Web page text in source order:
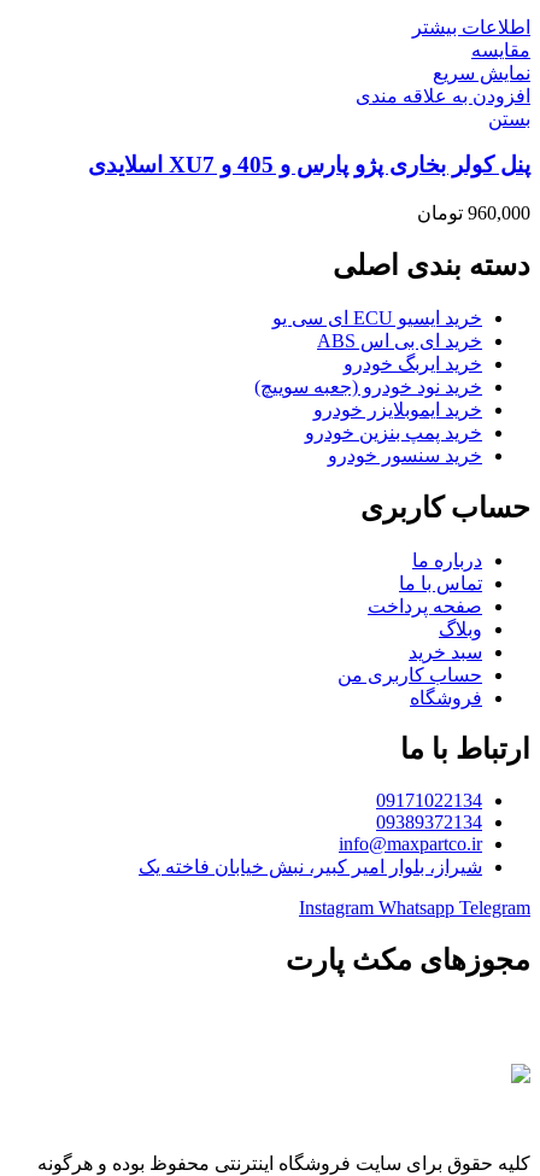
اطلاعات بیشتر
مقایسه
نمایش سریع
افزودن به علاقه مندی
بستن
پنل کولر بخاری پژو پارس و 405 و XU7 اسلایدی
960,000 تومان
دسته بندی اصلی
خرید ایسیو ECU ای سی یو
خرید ای بی اس ABS
خرید ایربگ خودرو
خرید نود خودرو (جعبه سوییچ)
خرید ایموبلایزر خودرو
خرید پمپ بنزین خودرو
خرید سنسور خودرو
حساب کاربری
درباره ما
تماس با ما
صفحه پرداخت
وبلاگ
سبد خرید
حساب کاربری من
فروشگاه
ارتباط با ما
09171022134
09389372134
info@maxpartco.ir
شیراز، بلوار امیر کبیر، نبش خیابان فاخته یک
Instagram Whatsapp Telegram
مجوزهای مکث پارت
کلیه حقوق برای سایت فروشگاه اینترنتی محفوظ بوده و هرگونه